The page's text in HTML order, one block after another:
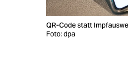
veranstaltungenQR-Code statt
Foto: dpa